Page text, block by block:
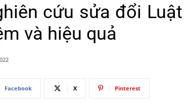
cứu sửa đổi
và hiệu quả
Facebook X Pinterest